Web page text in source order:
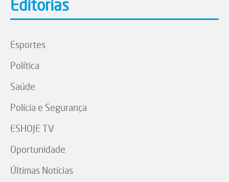
Editorias
Esportes
Política
Saúde
Polícia e Segurança
ESHOJE TV
Oportunidade
Últimas Notícias